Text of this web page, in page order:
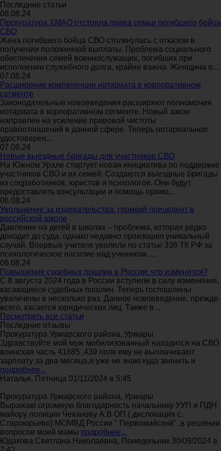
Последние статьи
08.08.24
Прокуратура ХМАО отстояла права семьи погибшего бойца
СВО
Жена погибшего бойца СВО столкнулась с отказом в
получении положенной выплаты. Проблема социального
обеспечения семей военнослужащих, погибших при
исполнении служебного долга, крайне важна. Женщина о...
07.08.24
Расширение компетенции нотариата в корпоративном
сегменте
Законодательные нововведения расширяют полномочия
нотариата в корпоративном сегменте. Новый закон
направлен на усиление правовой чистоты
правоотношений в данной сфере. Теперь нотариальное
удостоверен...
07.08.24
Новые выездные бригады для участников СВО
На Южном Урале стартует новая инициатива по поддержке
участников СВО и их семей. Создаются выездные бригады
из соцработников, юристов и психологов. Они будут
предоставлять консультации и помощь прямо...
06.08.24
Увольнение за издевательства: громкий прецедент в
российской школе
Давление на детей в школах – проблема, которая редко
доходит до суда, однако недавно произошел уникальный
случай. Впервые учителя уволили по статье 336 ТК РФ за
психологическое насилие над учеником. ...
06.08.24
Повышение судебных пошлин в России: что изменится?
С 8 августа 2024 года в России вступили в силу изменения,
касающиеся судебных пошлин. Теперь госпошлины
увеличены в несколько раз. Данное нововведение, прежде
всего, касается юридических лиц. Также в...
Посмотреть все статьи
Последние отзывы
Прокуратура Урмарского района, Урмары
Здравствуйте мой муж мобилизованный находится на СВО
воинская часть 41885 ,439 полк ему не выплачивают
зарплату за два месяца,я уже не знаю куда звонить и
подробнее...
Наталья, Пятница 01/11/2024 в 5:45
Прокуратура Урмарского района, Урмары
Выражаю огромную благодарность начальнику УУП и ПДН
майору полиции Чеканову А.В ОП ( дислокация с.
Староюрьево) МОМВД России " Первомайский" ,в решении
вопросов моей мамы подробнее...
Юдакова Светлана Николаевна, Понедельник 30/09/2024 в